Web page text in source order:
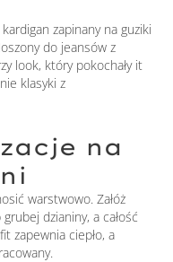
zapinany na guziki
do jeansów z
look, który pokochały it
klasyki z
na
warstwowo. Załóż
dzianiny, a całość
zapewnia ciepło, a